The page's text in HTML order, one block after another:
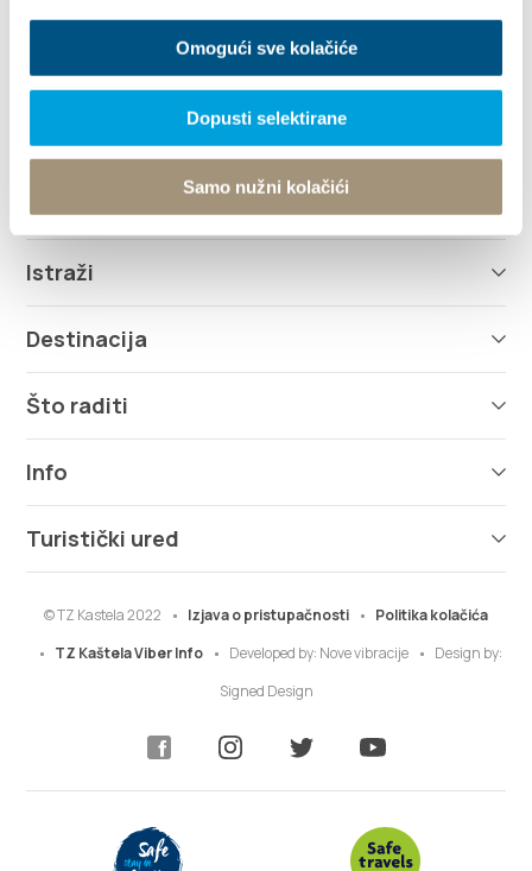
Omogući sve kolačiće
Dopusti selektirane
Samo nužni kolačići
+385 21 227 933
Kutak za iznajmljivače
Istraži
Destinacija
Što raditi
Info
Turistički ured
© TZ Kastela 2022 Izjava o pristupačnosti
Politika kolačića
TZ Kaštela Viber Info
Developed by: Nove vibracije
Design by:
Signed Design